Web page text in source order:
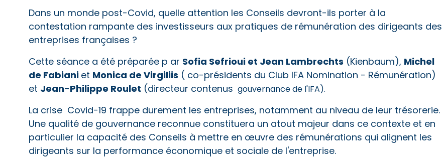
Dans un monde post-Covid, quelle attention les Conseils devront-ils porter à la
contestation rampante des investisseurs aux pratiques de rémunération des dirigeants des
entreprises françaises ?
Cette séance a été préparée p ar Sofia Sefrioui et Jean Lambrechts (Kienbaum), Michel
de Fabianiet Monica de Virgiliis ( co-présidents du Club IFA Nomination - Rémunération)
et Jean-Philippe Roulet (directeur contenus gouvernance de l'IFA).
La crise Covid-19 frappe durement les entreprises, notamment au niveau de leur trésorerie.
Une qualité de gouvernance reconnue constituera un atout majeur dans ce contexte et en
particulier la capacité des Conseils à mettre en œuvre des rémunérations qui alignent les
dirigeants sur la performance économique et sociale de l'entreprise.